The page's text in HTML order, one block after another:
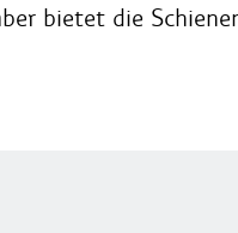
bietet die